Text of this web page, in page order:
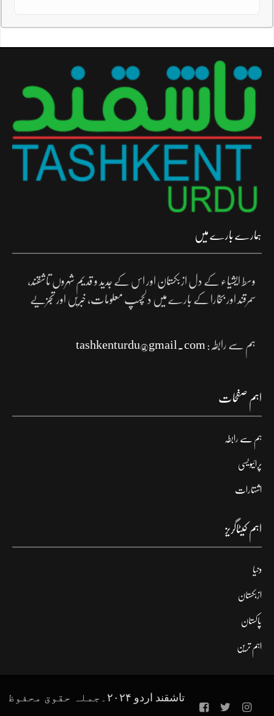
ہمارے بارے میں
وسط ایشیاء کے دل ازبکستان اور اس کے جدید و قدیم شہروں تاشقند،
سمرقند اور بخارا کے بارے میں دلچسپ معلومات، خبریں اور تجزیے
ہم سے رابطہ: tashkenturdu@gmail.com
اہم صفحات
ہم سے رابطہ
پرائیویسی
اشتہارات
اہم کیٹاگریز
دنیا
ازبکستان
پاکستان
اہم ترین
تاشقند اردو ۲۰۲۴۔جملہ حقوق محفوظ